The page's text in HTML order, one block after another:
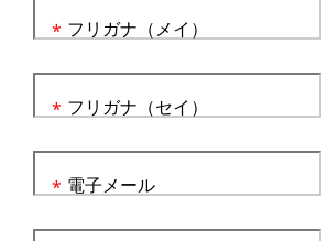
フリガナ（メイ）
*
フリガナ（セイ）
*
電子メール
*